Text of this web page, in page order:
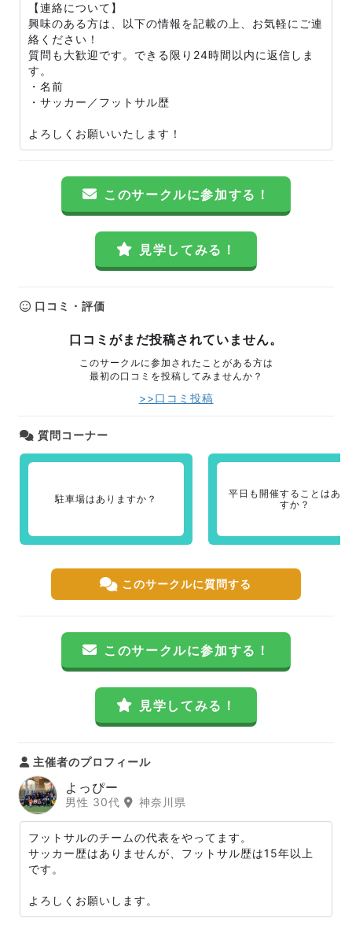
【連絡について】
興味のある方は、以下の情報を記載の上、お気軽にご連
絡ください！
質問も大歓迎です。できる限り24時間以内に返信しま
す。
・名前
・サッカー／フットサル歴
よろしくお願いいたします！
このサークルに参加する！
見学してみる！
口コミ・評価
口コミがまだ投稿されていません。
このサークルに参加されたことがある方は
最初の口コミを投稿してみませんか？
>>口コミ投稿
質問コーナー
駐車場はありますか？
平日も開催することはあ
すか？
このサークルに質問する
このサークルに参加する！
見学してみる！
主催者のプロフィール
よっぴー
男性 30代 神奈川県
フットサルのチームの代表をやってます。
サッカー歴はありませんが、フットサル歴は15年以上
です。
よろしくお願いします。